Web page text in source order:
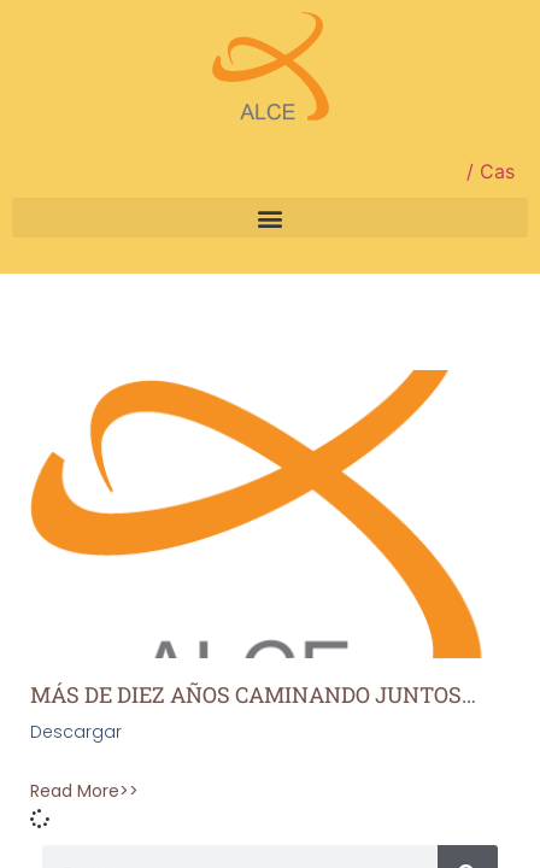
/ Cas
MÁS DE DIEZ AÑOS CAMINANDO JUNTOS…
Descargar
Read More>>